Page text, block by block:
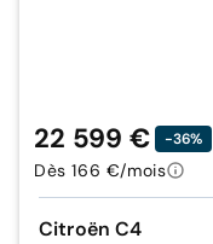
Citroën C4
22 599 € -36%
Dès 166 €/mois